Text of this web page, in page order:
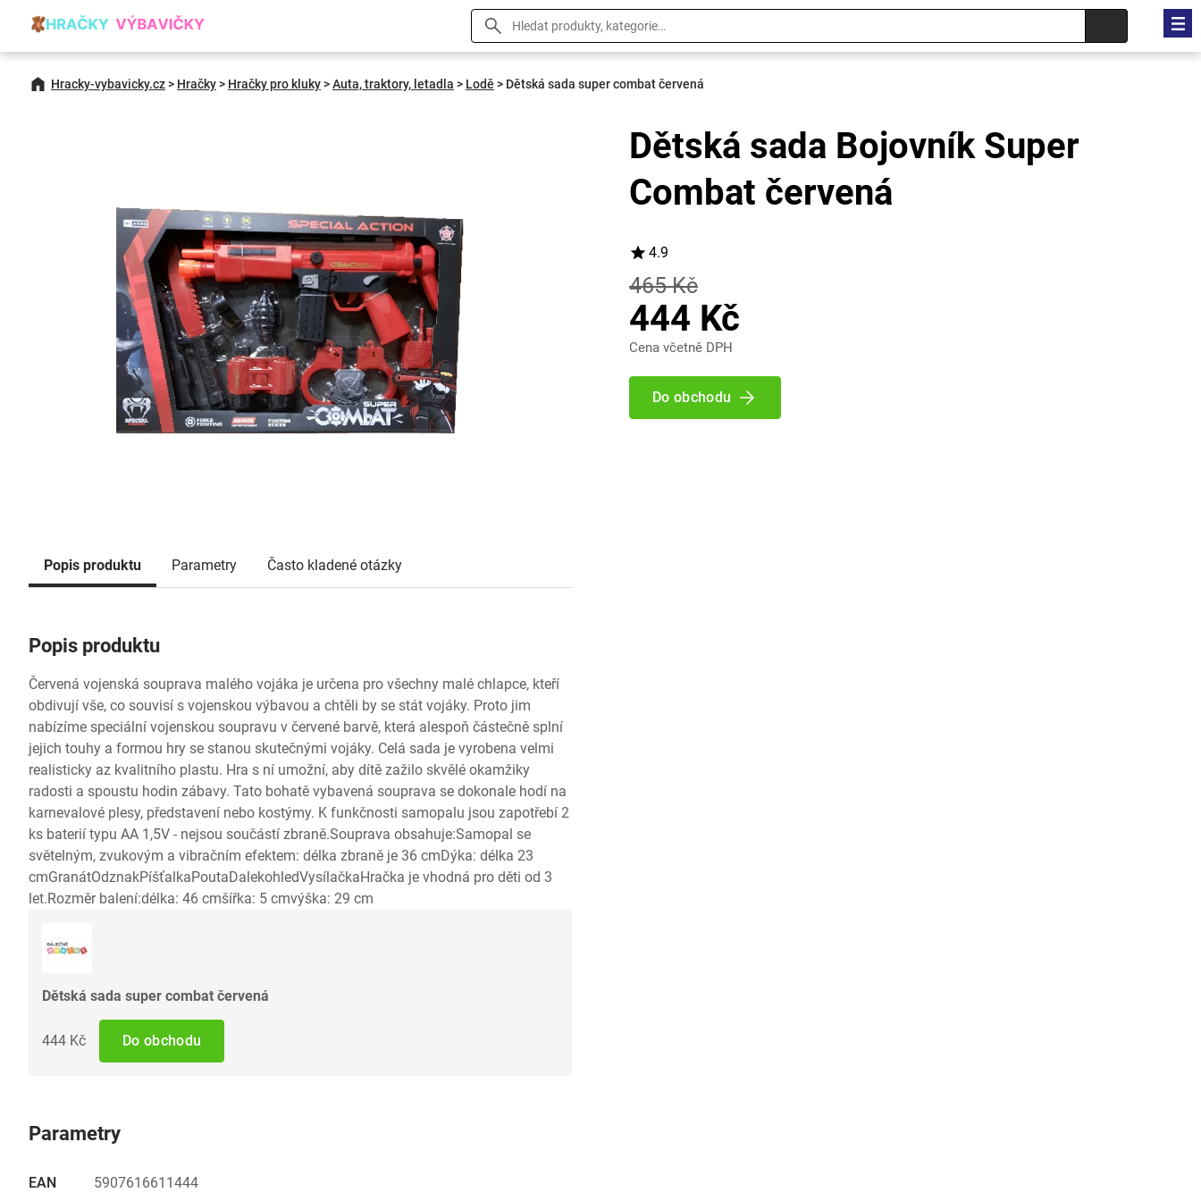
Hracky-vybavicky.cz> Hračky> Hračky pro kluky>Auta, traktory, letadla > Lodě > Dětská sada super combat červená
Popis produktu Parametry Často kladené otázky
Popis produktu
Červená vojenská souprava malého vojáka je určena pro všechny malé chlapce, kteří
obdivují vše, co souvisí s vojenskou výbavou a chtěli by se stát vojáky. Proto jim
nabízíme speciální vojenskou soupravu v červené barvě, která alespoň částečně splní
jejich touhy a formou hry se stanou skutečnými vojáky. Celá sada je vyrobena velmi
realisticky az kvalitního plastu. Hra s ní umožní, aby dítě zažilo skvělé okamžiky
radosti a spoustu hodin zábavy. Tato bohatě vybavená souprava se dokonale hodí na
karnevalové plesy, představení nebo kostýmy. K funkčnosti samopalu jsou zapotřebí 2
ks baterií typu AA 1,5V - nejsou součástí zbraně.Souprava obsahuje:Samopal se
světelným, zvukovým a vibračním efektem: délka zbraně je 36 cmDýka: délka 23
cmGranátOdznakPíšťalkaPoutaDalekohledVysílačkaHračka je vhodná pro děti od 3
let.Rozměr balení:délka: 46 cmšířka: 5 cmvýška: 29 cm
Dětská sada super combat červená
444 Kč Do obchodu
Parametry
EAN 5907616611444
Dětská sada Bojovník Super
Combat červená
4.9
465 Kč
444 Kč
Cena včetně DPH
Do obchodu